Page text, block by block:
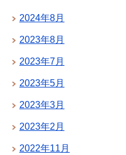
2024年8月
2023年8月
2023年7月
2023年5月
2023年3月
2023年2月
2022年11月